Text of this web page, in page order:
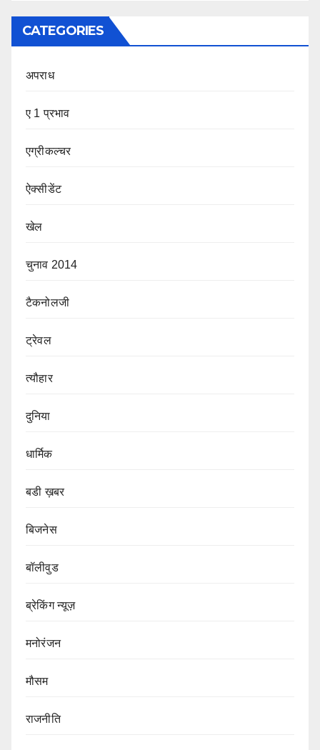
CATEGORIES
अपराध
ए 1 प्रभाव
एग्रीकल्चर
ऐक्सीडेंट
खेल
चुनाव 2014
टैकनोलजी
ट्रेवल
त्यौहार
दुनिया
धार्मिक
बडी ख़बर
बिजनेस
बॉलीवुड
ब्रेकिंग न्यूज़
मनोरंजन
मौसम
राजनीति